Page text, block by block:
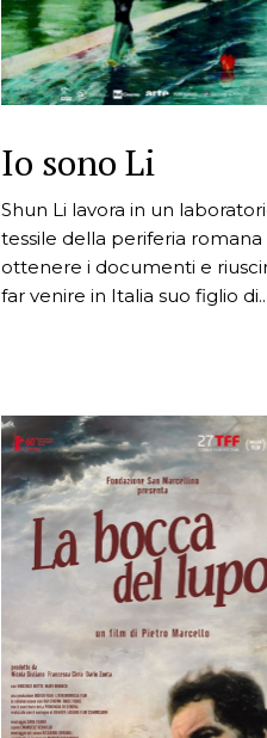
Io sono Li
Shun Li lavora in un
tessile della periferia
ottenere i documenti e
far venire in Italia suo figlio di...